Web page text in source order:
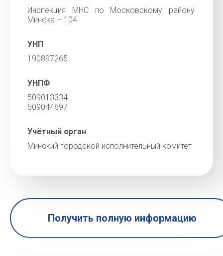
Инспекция МНС по Московскому району
Минска – 104
УНП
190897265
УНПФ
509013334
509044697
Учётный орган
Минский городской исполнительный комитет
Получить полную информацию